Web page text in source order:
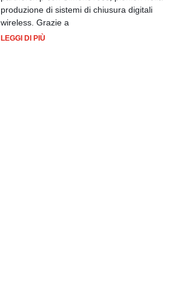
produzione di sistemi di chiusura digitali
wireless. Grazie a
LEGGI DI PIÙ